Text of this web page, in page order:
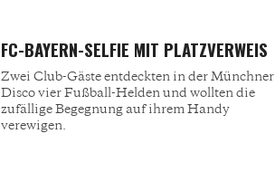
FC-BAYERN-SELFIE MIT PLATZVERWEIS
Zwei Club-Gäste entdeckten in der Münchner
Disco vier Fußball-Helden und wollten die
zufällige Begegnung auf ihrem Handy
verewigen.